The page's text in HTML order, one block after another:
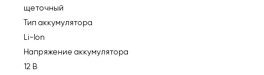
щеточный
Тип аккумулятора
Li-Ion
Напряжение аккумулятора
12 В